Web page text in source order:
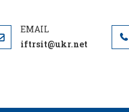
iftrsit@ukr.net